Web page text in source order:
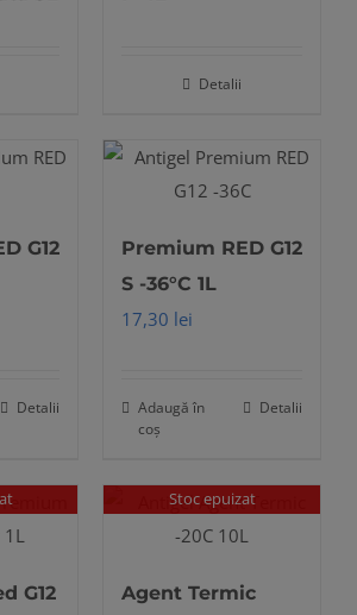
Detalii
G12
Detalii
Premium RED G12
S -36°C 1L
17,30 lei
Adaugă în
coș
Detalii
G12
Stoc epuizat
Agent Termic